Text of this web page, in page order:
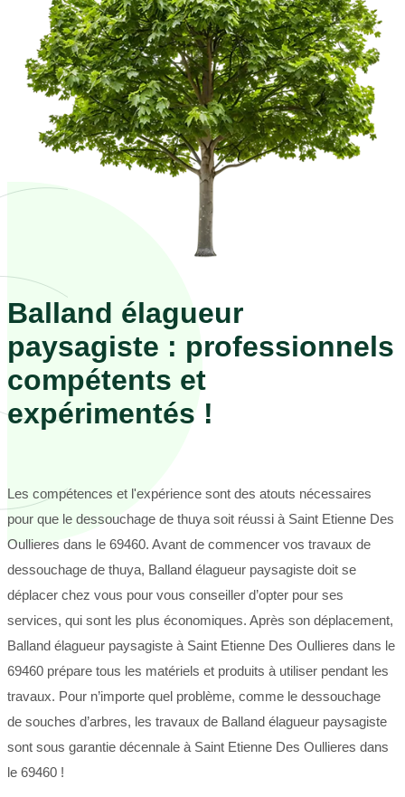
Balland élagueur
paysagiste : professionnels
compétents et
expérimentés !
Les compétences et l'expérience sont des atouts nécessaires
pour que le dessouchage de thuya soit réussi à Saint Etienne Des
Oullieres dans le 69460. Avant de commencer vos travaux de
dessouchage de thuya, Balland élagueur paysagiste doit se
déplacer chez vous pour vous conseiller d’opter pour ses
services, qui sont les plus économiques. Après son déplacement,
Balland élagueur paysagiste à Saint Etienne Des Oullieres dans le
69460 prépare tous les matériels et produits à utiliser pendant les
travaux. Pour n’importe quel problème, comme le dessouchage
de souches d’arbres, les travaux de Balland élagueur paysagiste
sont sous garantie décennale à Saint Etienne Des Oullieres dans
le 69460 !